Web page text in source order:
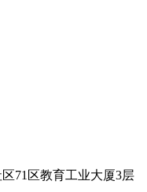
71区教育工业大厦3层